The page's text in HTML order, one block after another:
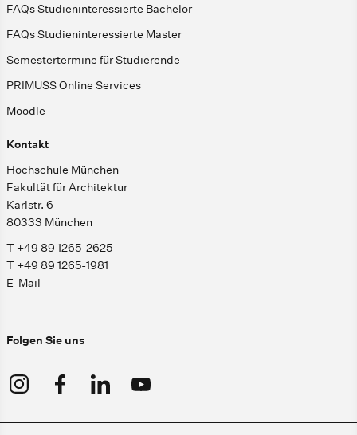
FAQs Studieninteressierte Bachelor
FAQs Studieninteressierte Master
Semestertermine für Studierende
PRIMUSS Online Services
Moodle
Kontakt
Hochschule München
Fakultät für Architektur
Karlstr. 6
80333 München
T +49 89 1265-2625
T +49 89 1265-1981
E-Mail
Folgen Sie uns